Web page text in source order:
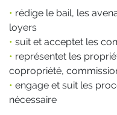
• rédige le bail, les
loyers
• suit et acceptet les
• représentet les
copropriété,
• engage et suit les
nécessaire